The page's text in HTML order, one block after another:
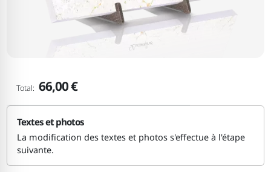
Total: 66,00 €
Textes et photos
La modification des textes et photos s'effectue à l'étape
suivante.